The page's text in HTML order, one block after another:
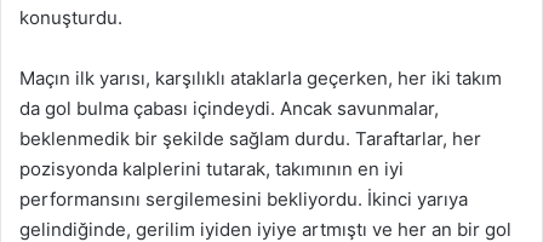
konuşturdu.
Maçın ilk yarısı, karşılıklı ataklarla geçerken, her iki takım
da gol bulma çabası içindeydi. Ancak savunmalar,
beklenmedik bir şekilde sağlam durdu. Taraftarlar, her
pozisyonda kalplerini tutarak, takımının en iyi
performansını sergilemesini bekliyordu. İkinci yarıya
gelindiğinde, gerilim iyiden iyiye artmıştı ve her an bir gol